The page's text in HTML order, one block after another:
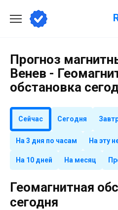
содержанию
Прогноз
Венев -
обстановка
Сейчас Сегодня
На 3 дня по часам На эту
На 10 дней На месяц
Геомагнитная
сегодня